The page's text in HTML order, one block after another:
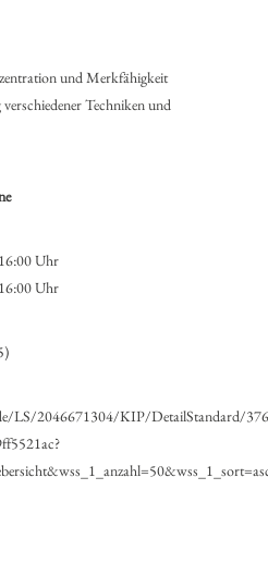
und Merkfähigkeit
Techniken und
Uhr
Uhr
LS/2046671304/KIP/DetailStandard/